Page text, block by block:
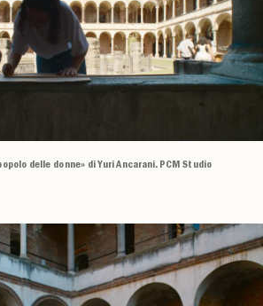
delle donne» di Yuri Ancarani. PCM Studio